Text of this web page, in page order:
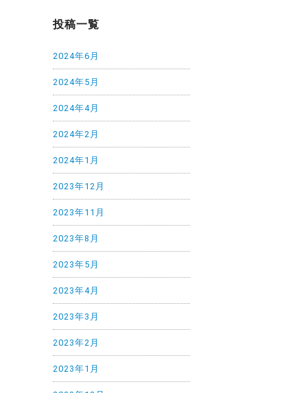
投稿一覧
2024年6月
2024年5月
2024年4月
2024年2月
2024年1月
2023年12月
2023年11月
2023年8月
2023年5月
2023年4月
2023年3月
2023年2月
2023年1月